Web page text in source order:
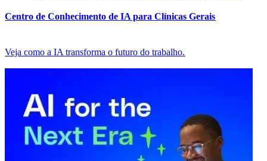
Centro de Conhecimento de IA para Clínicas Gerais​​
Veja como a IA transforma o futuro do trabalho.​​